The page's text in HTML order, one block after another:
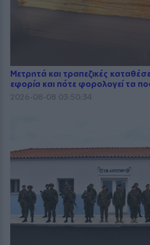
Μετρητά και τραπεζικές
εφορία και πότε φορολογεί τα
2026-08-08 03:50:34